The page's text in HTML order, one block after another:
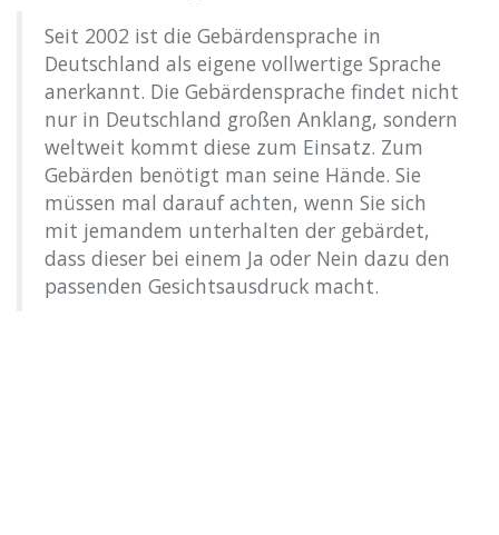
Seit 2002 ist die Gebärdensprache in
Deutschland als eigene vollwertige Sprache
anerkannt. Die Gebärdensprache findet nicht
nur in Deutschland großen Anklang, sondern
weltweit kommt diese zum Einsatz. Zum
Gebärden benötigt man seine Hände. Sie
müssen mal darauf achten, wenn Sie sich
mit jemandem unterhalten der gebärdet,
dass dieser bei einem Ja oder Nein dazu den
passenden Gesichtsausdruck macht.